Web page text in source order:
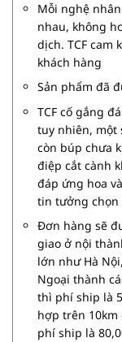
Mỗi nghệ
nhau, không
dịch. TCF cam
khách hàng
Sản phẩm đã
TCF cố gắng
tuy nhiên, một
còn búp chưa
điệp cắt cành
đáp ứng hoa
tin tưởng chọn
Đơn hàng sẽ
giao ở nội
lớn như Hà
Ngoại thành
thì phí ship là
hợp trên 10km
phí ship là